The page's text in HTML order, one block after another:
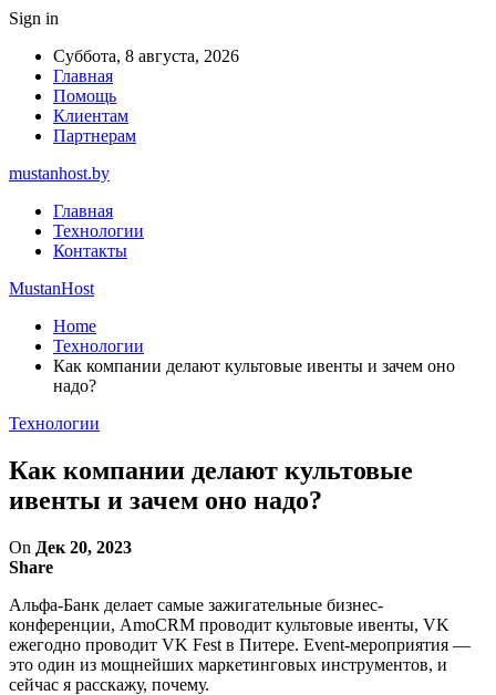
Sign in
Суббота, 8 августа, 2026
Главная
Помощь
Клиентам
Партнерам
mustanhost.by
Главная
Технологии
Контакты
MustanHost
Home
Технологии
Как компании делают культовые ивенты и зачем оно
надо?
Технологии
Как компании делают культовые
ивенты и зачем оно надо?
On Дек 20, 2023
Share
Альфа-Банк делает самые зажигательные бизнес-
конференции, AmoCRM проводит культовые ивенты, VK
ежегодно проводит VK Fest в Питере. Event-мероприятия —
это один из мощнейших маркетинговых инструментов, и
сейчас я расскажу, почему.